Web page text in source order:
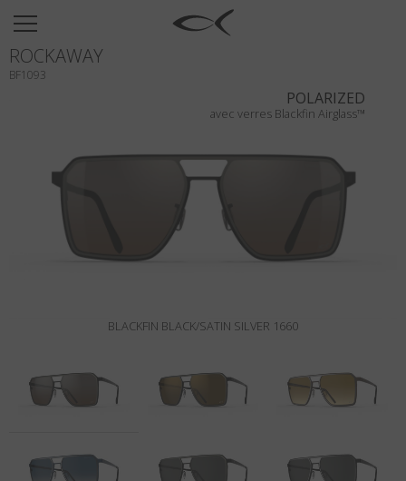
SUN
OPTICAL
TITANIUM
Liste de souhaits
Langue:Français
POLARIZED
avec verres Blackfin Airglass™
BLACKFIN BLACK/SATIN SILVER 1660
ROCKAWAY
BF1093